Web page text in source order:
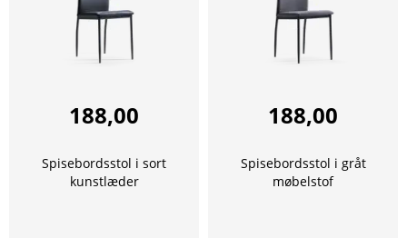
188,00
Spisebordsstol i sort
kunstlæder
188,00
Spisebordsstol i gråt
møbelstof